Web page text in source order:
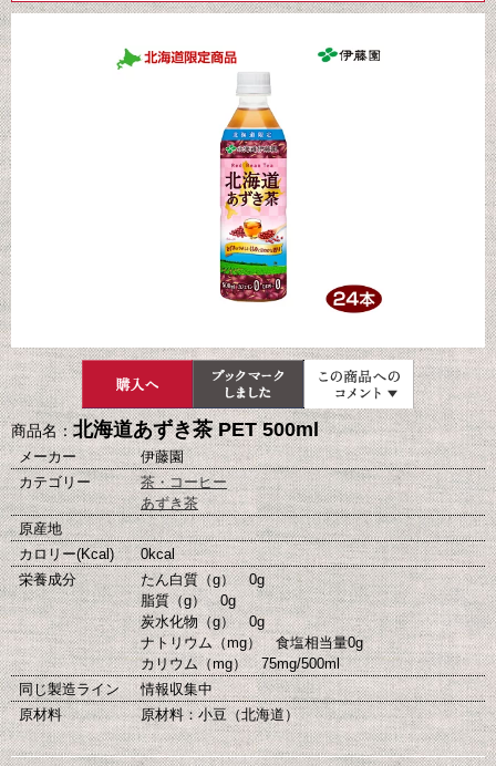
商品名：北海道あずき茶 PET 500ml
メーカー
伊藤園
カテゴリー
茶・コーヒー
あずき茶
原産地
カロリー(Kcal)
0kcal
栄養成分
たん白質（g） 0g
脂質（g） 0g
炭水化物（g） 0g
ナトリウム（mg） 食塩相当量0g
カリウム（mg） 75mg/500ml
同じ製造ライン
情報収集中
原材料
原材料：小豆（北海道）